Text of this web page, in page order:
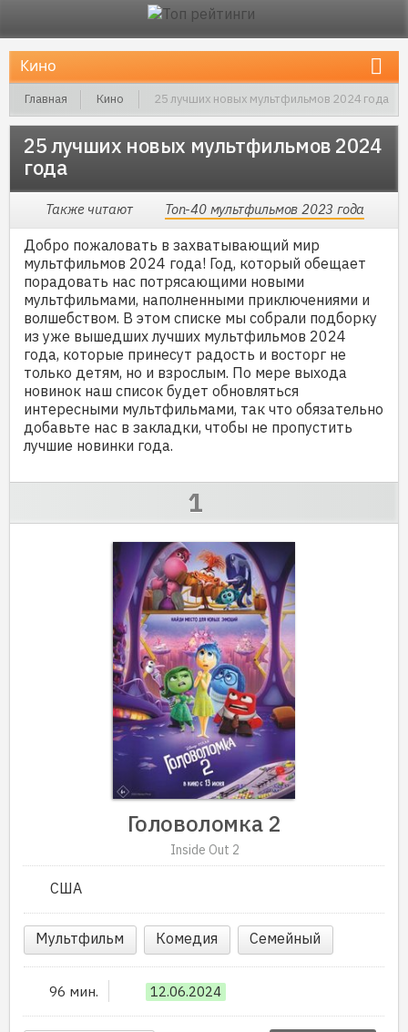
Главная Кино 25 лучших новых мультфильмов 2024 года
25 лучших новых мультфильмов 2024
года
Также читают Топ-40 мультфильмов 2023 года
Добро пожаловать в захватывающий мир
мультфильмов 2024 года! Год, который обещает
порадовать нас потрясающими новыми
мультфильмами, наполненными приключениями и
волшебством. В этом списке мы собрали подборку
из уже вышедших лучших мультфильмов 2024
года, которые принесут радость и восторг не
только детям, но и взрослым. По мере выхода
новинок наш список будет обновляться
интересными мультфильмами, так что обязательно
добавьте нас в закладки, чтобы не пропустить
лучшие новинки года.
Головоломка 2
Inside Out 2
США
Мультфильм Комедия Семейный
96 мин. 12.06.2024